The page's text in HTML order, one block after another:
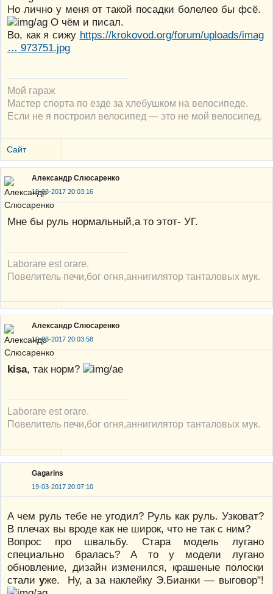
Но лично у меня от такой посадки болелео бы фсё.
О чём и писал.
Во, как я сижу https://krokovod.org/forum/uploads/imag
… 973751.jpg
Мой гараж
Мастер спорта по езде за хлебушком на велосипеде.
Если не я построил велосипед — это не мой велосипед.
Сайт
Александр Слюсаренко
19-03-2017 20:03:16
Мне бы руль нормальный,а то этот- УГ.
Laborare est orare.
Повелитель печи,бог огня,аннигилятор танталовых мук.
Александр Слюсаренко
19-03-2017 20:03:58
kisa, так норм?
Laborare est orare.
Повелитель печи,бог огня,аннигилятор танталовых мук.
Gagarins
19-03-2017 20:07:10
A чем руль тебе не угодил? Руль как руль. Узковат?
В плечах вы вроде как не широк, что не так с ним?
Вопрос про швальбу. Стара модель лугано
специально бралась? А то у модели лугано
обновление, дизайн изменился, крашеные полоски
сталиуже. Ну, а за наклейку Э.Бианки — выговор"!